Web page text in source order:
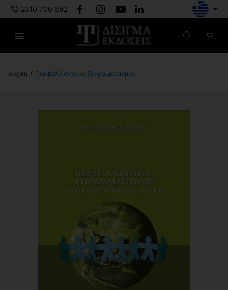
2310 700 682
Περιβαλλοντικός Εγγραμματισμός